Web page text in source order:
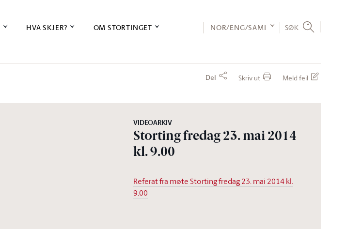
HVA SKJER? OM STORTINGET NOR/ENG/SÁMI SØK
Del Skriv ut Meld feil
VIDEOARKIV
Storting fredag 23. mai 2014
kl. 9.00
Referat fra møte Storting fredag 23. mai 2014 kl.
9.00